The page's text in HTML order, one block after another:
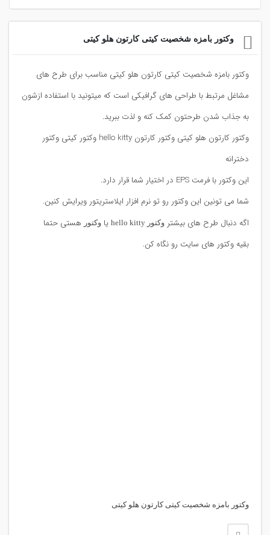
وکتور بامزه شخصیت کیتی کارتون هلو کیتی
وکتور بامزه شخصیت کیتی کارتون هلو کیتی مناسب برای طرح های
مشاغل مرتبط با طراحی های گرافیکی است که میتونید با استفاده ازشون
به جذاب شدن طرحتون کمک کنه و لذت ببرید.
وکتور کارتون هلو کیتی وکتور کارتون hello kitty وکتور کیتی وکتور
دخترانه
این وکتور با فرمت EPS در اختیار شما قرار دارد.
شما می تونین این وکتور رو تو نرم افزار ایلاستریتور ویرایش کنین.
اگه دنبال طرح های بیشتر وکتور hello kitty یا وکتور هستی حتما
بقیه وکتور های سایت رو نگاه کن.
وکتور بامزه شخصیت کیتی کارتون هلو کیتی